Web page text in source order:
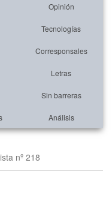
Opinión
Tecnologías
Corresponsales
Letras
Sin barreras
Análisis
nº 218